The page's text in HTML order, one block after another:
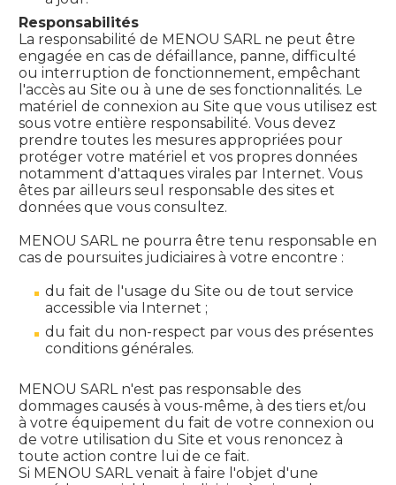
Responsabilités
La responsabilité de MENOU SARL ne peut être
engagée en cas de défaillance, panne, difficulté
ou interruption de fonctionnement, empêchant
l'accès au Site ou à une de ses fonctionnalités. Le
matériel de connexion au Site que vous utilisez est
sous votre entière responsabilité. Vous devez
prendre toutes les mesures appropriées pour
protéger votre matériel et vos propres données
notamment d'attaques virales par Internet. Vous
êtes par ailleurs seul responsable des sites et
données que vous consultez.
MENOU SARL ne pourra être tenu responsable en
cas de poursuites judiciaires à votre encontre :
du fait de l'usage du Site ou de tout service
accessible via Internet ;
du fait du non-respect par vous des présentes
conditions générales.
MENOU SARL n'est pas responsable des
dommages causés à vous-même, à des tiers et/ou
à votre équipement du fait de votre connexion ou
de votre utilisation du Site et vous renoncez à
toute action contre lui de ce fait.
Si MENOU SARL venait à faire l'objet d'une